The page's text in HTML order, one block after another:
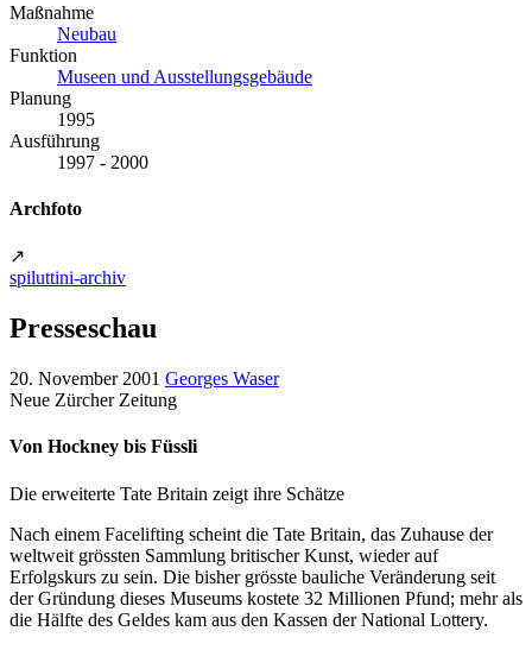
Maßnahme
Neubau
Funktion
Museen und Ausstellungsgebäude
Planung
1995
Ausführung
1997 - 2000
Archfoto
↗
spiluttini-archiv
Presseschau
20. November 2001 Georges Waser
Neue Zürcher Zeitung
Von Hockney bis Füssli
Die erweiterte Tate Britain zeigt ihre Schätze
Nach einem Facelifting scheint die Tate Britain, das Zuhause der
weltweit grössten Sammlung britischer Kunst, wieder auf
Erfolgskurs zu sein. Die bisher grösste bauliche Veränderung seit
der Gründung dieses Museums kostete 32 Millionen Pfund; mehr als
die Hälfte des Geldes kam aus den Kassen der National Lottery.